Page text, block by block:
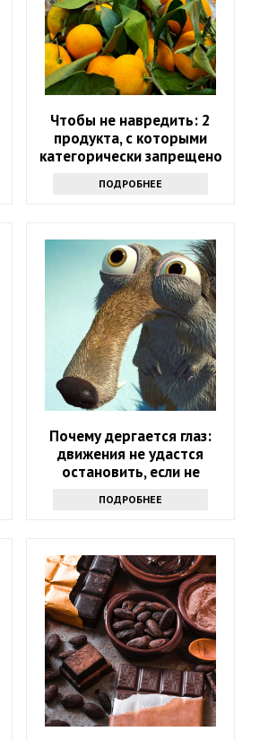
Чтобы не навредить: 2
продукта, с которыми
категорически запрещено
ПОДРОБНЕЕ
Почему дергается глаз:
движения не удастся
остановить, если не
ПОДРОБНЕЕ